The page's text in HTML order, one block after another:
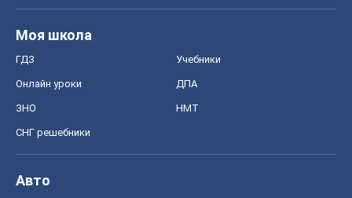
Моя школа
ГДЗ Учебники
Онлайн уроки ДПА
ЗНО НМТ
СНГ решебники
Авто